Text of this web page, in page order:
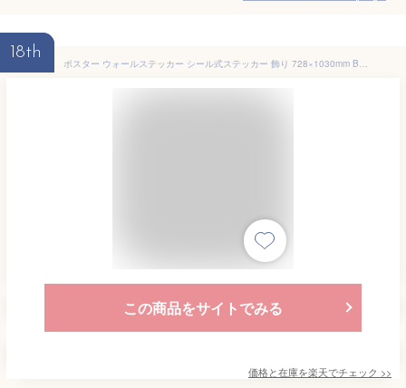
18th
ポスター ウォールステッカー シール式ステッカー 飾り 728×1030mm B1 写真 フォト 壁 インテリア おしゃれ 剥がせる wall sticker poster 011708 おばけ コウモリ ハロウィン
この商品をサイトでみる
価格と在庫を楽天でチェック >>